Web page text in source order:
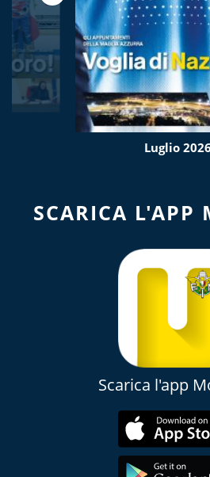
Luglio 2026
SCARICA L'APP
Scarica l'app